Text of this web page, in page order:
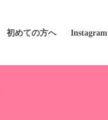
初めての方へ Instagram